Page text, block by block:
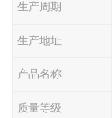
生产周期
生产地址
产品名称
质量等级